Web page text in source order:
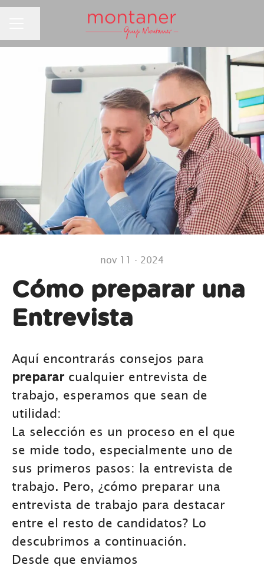
Compartir página
nov 11 · 2024
Cómo preparar una
Entrevista
Aquí encontrarás consejos para
preparar cualquier entrevista de
trabajo, esperamos que sean de
utilidad:
La selección es un proceso en el que
se mide todo, especialmente uno de
sus primeros pasos: la entrevista de
trabajo. Pero, ¿cómo preparar una
entrevista de trabajo para destacar
entre el resto de candidatos? Lo
descubrimos a continuación.
Desde que enviamos